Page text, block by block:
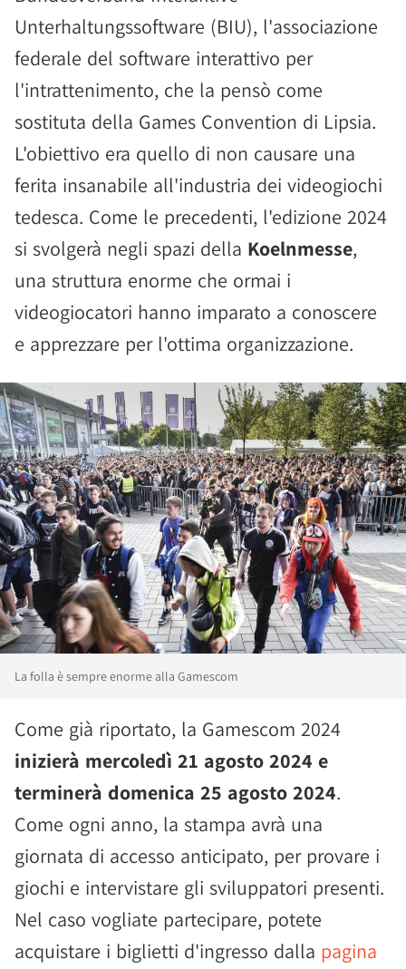
Unterhaltungssoftware (BIU), l'associazione
federale del software interattivo per
l'intrattenimento, che la pensò come
sostituta della Games Convention di Lipsia.
L'obiettivo era quello di non causare una
ferita insanabile all'industria dei videogiochi
tedesca. Come le precedenti, l'edizione 2024
si svolgerà negli spazi della Koelnmesse,
una struttura enorme che ormai i
videogiocatori hanno imparato a conoscere
e apprezzare per l'ottima organizzazione.
La folla è sempre enorme alla Gamescom
Come già riportato, la Gamescom 2024
inizierà mercoledì 21 agosto 2024 e
terminerà domenica 25 agosto 2024.
Come ogni anno, la stampa avrà una
giornata di accesso anticipato, per provare i
giochi e intervistare gli sviluppatori presenti.
Nel caso vogliate partecipare, potete
acquistare i biglietti d'ingresso dalla pagina